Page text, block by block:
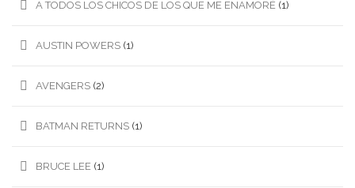
A TODOS LOS CHICOS DE LOS QUE ME ENAMORÉ (1)
AUSTIN POWERS (1)
AVENGERS (2)
BATMAN RETURNS (1)
BRUCE LEE (1)